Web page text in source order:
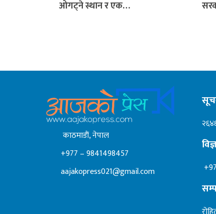
ओगट्ने स्थान र एक…
काठमाडाैं, नेपाल
+977 – 9841498457
aajakopress021@gmail.com